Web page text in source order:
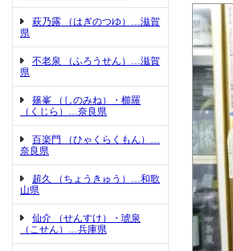
萩乃露 （はぎのつゆ）…滋賀
県
不老泉 （ふろうせん）…滋賀
県
篠峯 （しのみね）・櫛羅
（くじら）…奈良県
百楽門 （ひゃくらくもん）…
奈良県
超久 （ちょうきゅう）…和歌
山県
仙介 （せんすけ）・琥泉
（こせん）…兵庫県